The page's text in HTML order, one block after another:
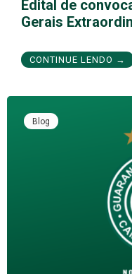
Edital de
Gerais
CONTINUE LENDO →
Blog